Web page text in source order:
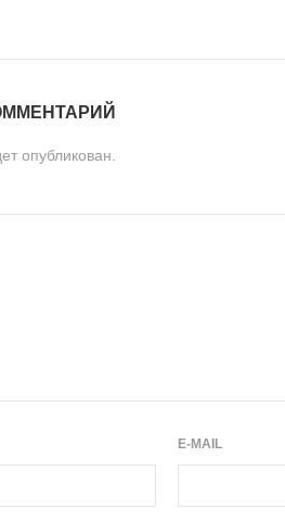
опубликован.
E-MAIL